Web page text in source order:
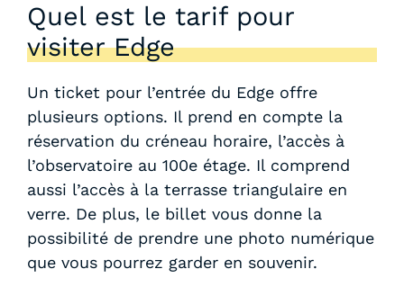
Quel est le tarif pour
visiter Edge
Un ticket pour l’entrée du Edge offre
plusieurs options. Il prend en compte la
réservation du créneau horaire, l’accès à
l’observatoire au 100e étage. Il comprend
aussi l’accès à la terrasse triangulaire en
verre. De plus, le billet vous donne la
possibilité de prendre une photo numérique
que vous pourrez garder en souvenir.